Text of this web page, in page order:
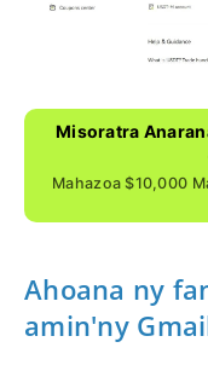
Misoratra
Mahazoa $10,000
Ahoana ny
amin'ny